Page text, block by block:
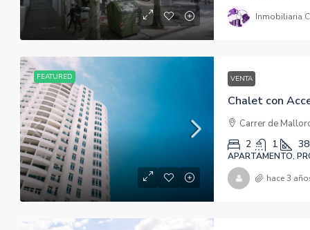
Inmobiliaria
FEATURED VENTA
Chalet con
Carrer de
2 1
APARTAMENTO,
hace 3